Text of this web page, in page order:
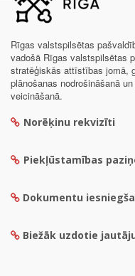
Rīgas valstspilsētas
vadošā Rīgas valstspilsētas
stratēģiskās attīstības jomā,
plānošanas nodrošināšanā
veicināšanā.
Norēķinu rekvizīti
Piekļūstamības
Dokumentu
Biežāk uzdotie